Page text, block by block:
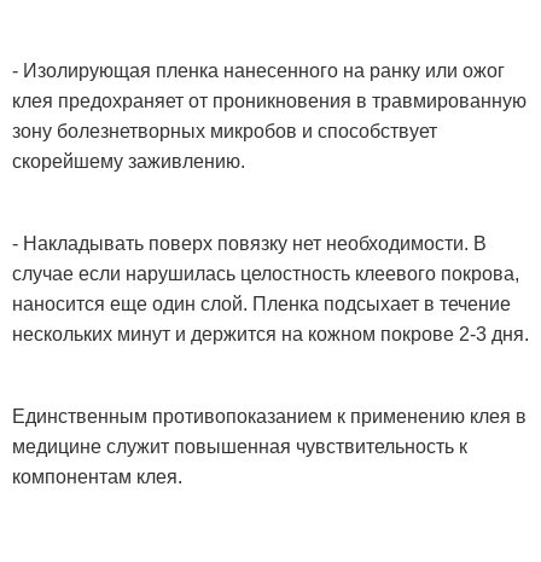
- Изолирующая пленка нанесенного на ранку или ожог
клея предохраняет от проникновения в травмированную
зону болезнетворных микробов и способствует
скорейшему заживлению.
- Накладывать поверх повязку нет необходимости. В
случае если нарушилась целостность клеевого покрова,
наносится еще один слой. Пленка подсыхает в течение
нескольких минут и держится на кожном покрове 2-3 дня.
Единственным противопоказанием к применению клея в
медицине служит повышенная чувствительность к
компонентам клея.